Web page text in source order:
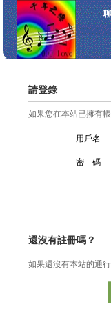
請登錄
如果您在本站已擁有
用戶名
密 碼
還沒有註冊嗎？
如果還沒有本站的通